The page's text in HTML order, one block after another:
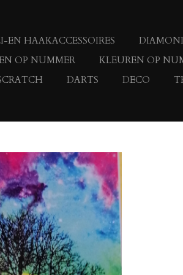
EN HAAKACCESSOIRES
OP NUMMER KLEUREN OP
DARTS DECO